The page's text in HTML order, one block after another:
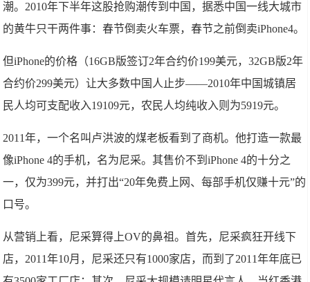
潮。2010年下半年这股抢购潮传到中国，据悉中国一线大城市
的黄牛只干两件事：春节倒卖火车票，春节之前倒卖iPhone4。
但iPhone的价格（16GB版签订2年合约价199美元，32GB版2年
合约价299美元）让大多数中国人止步——2010年中国城镇居
民人均可支配收入19109元，农民人均纯收入则为5919元。
2011年，一个名叫卢洪波的煤老板看到了商机。他打造一款最
像iPhone 4的手机，名为尼采。其售价不到iPhone 4的十分之
一，仅为399元，并打出“20年免费上网、每部手机仅赚十元”的
口号。
从营销上看，尼采算得上OV的鼻祖。首先，尼采疯狂开线下
店，2011年10月，尼采还只有1000家店，而到了2011年年底已